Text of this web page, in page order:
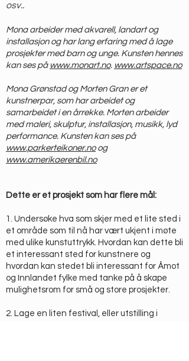
osv..
Mona arbeider med akvarell, landart og
installasjon og har lang erfaring med å lage
prosjekter med barn og unge. Kunsten hennes
kan ses på www.monart.no. www.artspace.no
Mona Grønstad og Morten Gran er et
kunstnerpar, som har arbeidet og
samarbeidet i en årrekke. Morten arbeider
med maleri, skulptur, installasjon, musikk, lyd
performance. Kunsten kan ses på
www.parkerteikoner.noog
www.amerikaerenbil.no
Dette er et prosjekt som har flere mål:
1. Undersøke hva som skjer med et lite sted i
et område som til nå har vært ukjent i møte
med ulike kunstuttrykk. Hvordan kan dette bli
et interessant sted for kunstnere og
hvordan kan stedet bli interessant for Åmot
og Innlandet fylke med tanke på å skape
mulighetsrom for små og store prosjekter.
2. Lage en liten festival, eller utstilling i